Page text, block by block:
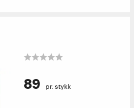
89 pr. stykk